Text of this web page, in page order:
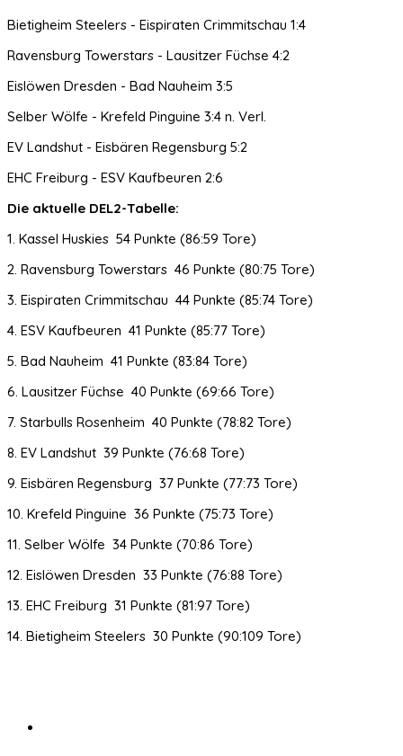
Bietigheim Steelers - Eispiraten Crimmitschau 1:4
Ravensburg Towerstars - Lausitzer Füchse 4:2
Eislöwen Dresden - Bad Nauheim 3:5
Selber Wölfe - Krefeld Pinguine 3:4 n. Verl.
EV Landshut - Eisbären Regensburg 5:2
EHC Freiburg - ESV Kaufbeuren 2:6
Die aktuelle DEL2-Tabelle:
1. Kassel Huskies 54 Punkte (86:59 Tore)
2. Ravensburg Towerstars 46 Punkte (80:75 Tore)
3. Eispiraten Crimmitschau 44 Punkte (85:74 Tore)
4. ESV Kaufbeuren 41 Punkte (85:77 Tore)
5. Bad Nauheim 41 Punkte (83:84 Tore)
6. Lausitzer Füchse 40 Punkte (69:66 Tore)
7. Starbulls Rosenheim 40 Punkte (78:82 Tore)
8. EV Landshut 39 Punkte (76:68 Tore)
9. Eisbären Regensburg 37 Punkte (77:73 Tore)
10. Krefeld Pinguine 36 Punkte (75:73 Tore)
11. Selber Wölfe 34 Punkte (70:86 Tore)
12. Eislöwen Dresden 33 Punkte (76:88 Tore)
13. EHC Freiburg 31 Punkte (81:97 Tore)
14. Bietigheim Steelers 30 Punkte (90:109 Tore)